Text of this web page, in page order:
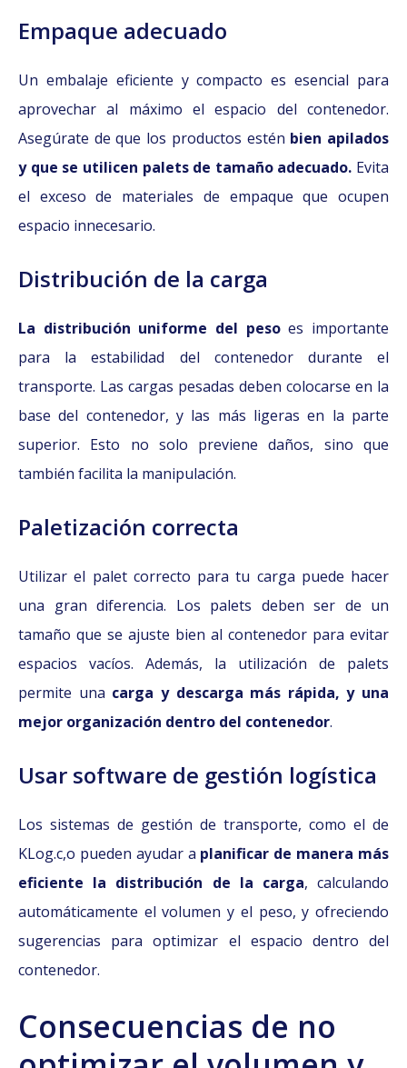
Empaque adecuado
Un embalaje eficiente y compacto es esencial para
aprovechar al máximo el espacio del contenedor.
Asegúrate de que los productos estén bien apilados
y que se utilicen palets de tamaño adecuado. Evita
el exceso de materiales de empaque que ocupen
espacio innecesario.
Distribución de la carga
La distribución uniforme del pesoes importante
para la estabilidad del contenedor durante el
transporte. Las cargas pesadas deben colocarse en la
base del contenedor, y las más ligeras en la parte
superior. Esto no solo previene daños, sino que
también facilita la manipulación.
Paletización correcta
Utilizar el palet correcto para tu carga puede hacer
una gran diferencia. Los palets deben ser de un
tamaño que se ajuste bien al contenedor para evitar
espacios vacíos. Además, la utilización de palets
permite una carga y descarga más rápida, y una
mejor organización dentro del contenedor.
Usar software de gestión logística
Los sistemas de gestión de transporte, como el de
KLog.c,o pueden ayudar a planificar de manera más
eficiente la distribución de la carga, calculando
automáticamente el volumen y el peso, y ofreciendo
sugerencias para optimizar el espacio dentro del
contenedor.
Consecuencias de no